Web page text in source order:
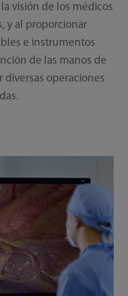
visión de los médicos
y al proporcionar
e instrumentos
de las manos de
diversas operaciones